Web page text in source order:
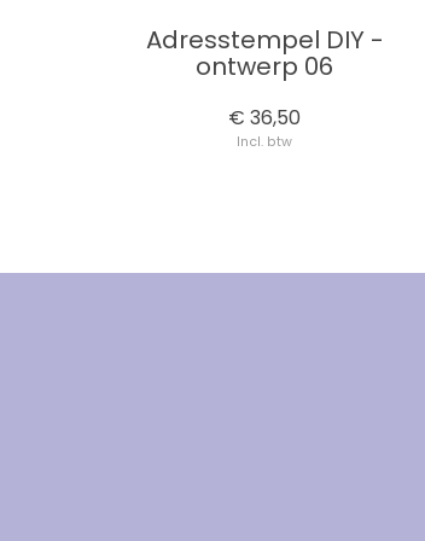
Adresstempel DIY -
ontwerp 06
€ 36,50
Incl. btw